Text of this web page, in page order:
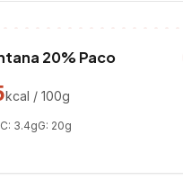
20% Paco
kcal / 100g
C: 3.4gG: 20g